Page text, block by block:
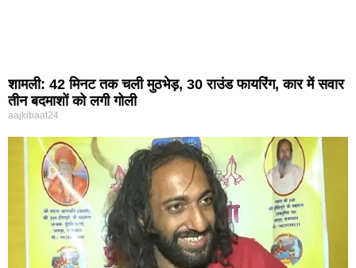
शामली: 42 मिनट तक चली मुठभेड़, 30 राउंड फायरिंग, कार में सवार
तीन बदमाशों को लगी गोली
aajkibaat24